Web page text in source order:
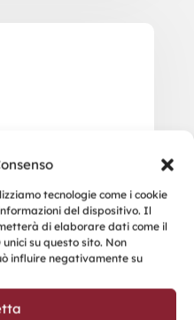
tecnologie come i cookie
del dispositivo. Il
di elaborare dati come il
su questo sito. Non
influire negativamente su